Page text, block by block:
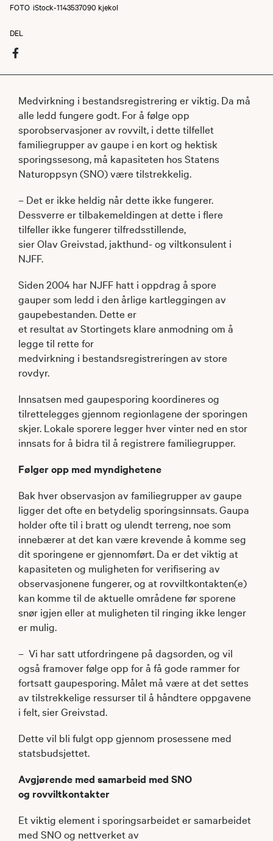
FOTO iStock-1143537090 kjekol
DEL
Medvirkning i bestandsregistrering er viktig. Da må
alle ledd fungere godt. For å følge opp
sporobservasjoner av rovvilt, i dette tilfellet
familiegrupper av gaupe i en kort og hektisk
sporingssesong, må kapasiteten hos Statens
Naturoppsyn (SNO) være tilstrekkelig.
– Det er ikke heldig når dette ikke fungerer.
Dessverre er tilbakemeldingen at dette i flere
tilfeller ikke fungerer tilfredsstillende,
sier Olav Greivstad, jakthund- og viltkonsulent i
NJFF.
Siden 2004 har NJFF hatt i oppdrag å spore
gauper som ledd i den årlige kartleggingen av
gaupebestanden. Dette er
et resultat av Stortingets klare anmodning om å
legge til rette for
medvirkning i bestandsregistreringen av store
rovdyr.
Innsatsen med gaupesporing koordineres og
tilrettelegges gjennom regionlagene der sporingen
skjer. Lokale sporere legger hver vinter ned en stor
innsats for å bidra til å registrere familiegrupper.
Følger opp med myndighetene
Bak hver observasjon av familiegrupper av gaupe
ligger det ofte en betydelig sporingsinnsats. Gaupa
holder ofte til i bratt og ulendt terreng, noe som
innebærer at det kan være krevende å komme seg
dit sporingene er gjennomført. Da er det viktig at
kapasiteten og muligheten for verifisering av
observasjonene fungerer, og at rovviltkontakten(e)
kan komme til de aktuelle områdene før sporene
snør igjen eller at muligheten til ringing ikke lenger
er mulig.
– Vi har satt utfordringene på dagsorden, og vil
også framover følge opp for å få gode rammer for
fortsatt gaupesporing. Målet må være at det settes
av tilstrekkelige ressurser til å håndtere oppgavene
i felt, sier Greivstad.
Dette vil bli fulgt opp gjennom prosessene med
statsbudsjettet.
Avgjørende med samarbeid med SNO
og rovviltkontakter
Et viktig element i sporingsarbeidet er samarbeidet
med SNO og nettverket av